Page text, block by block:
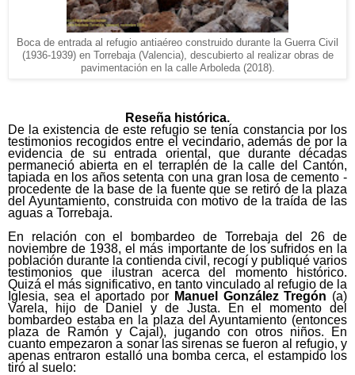
Boca de entrada al refugio antiaéreo construido durante la Guerra Civil
(1936-1939) en Torrebaja (Valencia), descubierto al realizar obras de
pavimentación en la calle Arboleda (2018).
Reseña histórica.
De la existencia de este refugio se tenía constancia por los
testimonios recogidos entre el vecindario, además de por la
evidencia de su entrada oriental, que durante décadas
permaneció abierta en el terraplén de la calle del Cantón,
tapiada en los años setenta con una gran losa de cemento -
procedente de la base de la fuente que se retiró de la plaza
del Ayuntamiento, construida con motivo de la traída de las
aguas a Torrebaja.
En relación con el bombardeo de Torrebaja del 26 de
noviembre de 1938, el más importante de los sufridos en la
población durante la contienda civil, recogí y publiqué varios
testimonios que ilustran acerca del momento histórico.
Quizá el más significativo, en tanto vinculado al refugio de la
Iglesia, sea el aportado por Manuel González Tregón (a)
Varela, hijo de Daniel y de Justa. En el momento del
bombardeo estaba en la plaza del Ayuntamiento (entonces
plaza de Ramón y Cajal), jugando con otros niños. En
cuanto empezaron a sonar las sirenas se fueron al refugio, y
apenas entraron estalló una bomba cerca, el estampido los
tiró al suelo: